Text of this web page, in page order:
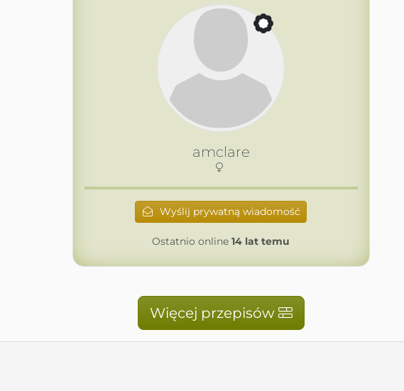
amclare
Wyślij prywatną wiadomość
Ostatnio online 14 lat temu
Więcej przepisów